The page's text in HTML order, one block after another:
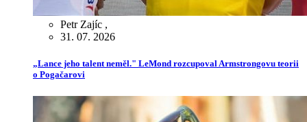
Petr Zajíc ,
31. 07. 2026
„Lance jeho talent neměl." LeMond rozcupoval Armstrongovu teorii
o Pogačarovi